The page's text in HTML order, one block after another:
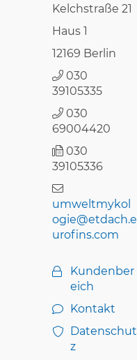
Kelchstraße 21
Haus 1
12169 Berlin
030
39105335
030
69004420
030
39105336
umweltmykol
ogie@etdach.e
urofins.com
Kundenber
eich
Kontakt
Datenschut
z